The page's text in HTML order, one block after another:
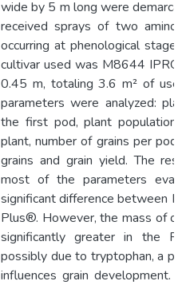
wide by 5 m long were
received sprays of two amino
occurring at phenological
cultivar used was M8644
0.45 m, totaling 3.6 m² of
parameters were analyzed:
the first pod, plant population,
plant, number of grains per pod,
grains and grain yield. The
most of the parameters
significant difference between
Plus®. However, the mass of
significantly greater in the
possibly due to tryptophan, a
influences grain development.